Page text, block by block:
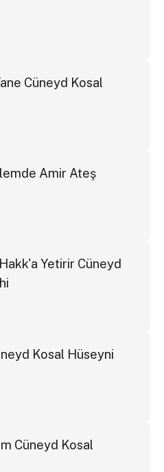
Cüneyd Kosal
Amir Ateş
Yetirir Cüneyd
Kosal Hüseyni
Cüneyd Kosal